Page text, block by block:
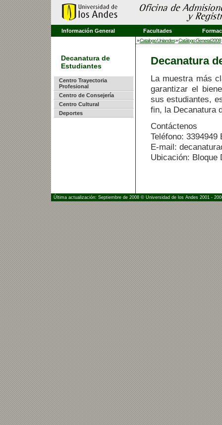
Información General Facultades
Decanatura de
Estudiantes
Centro Trayectoria
Profesional
Centro de Consejería
Centro Cultural
Deportes
»Catalogo Uniandes»Catálogo General 2008
Decanatura
La muestra más
garantizar el
sus estudiantes,
fin, la Decanatura
Contáctenos
Teléfono: 3394949
E-mail:
Ubicación: Bloque
Última actualización: Septiembre de 2008 © Universidad de los Andes 2001 -